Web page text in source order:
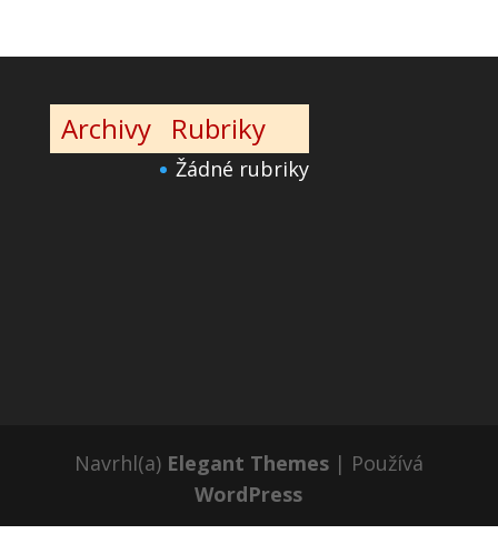
Archivy Rubriky
Žádné rubriky
Navrhl(a) Elegant Themes| Používá
WordPress